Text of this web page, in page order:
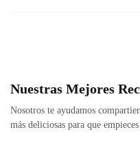
Nuestras Mejores
Nosotros te ayudamos
más deliciosas para que